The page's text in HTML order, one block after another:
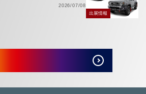
2026/07/08
出展情報